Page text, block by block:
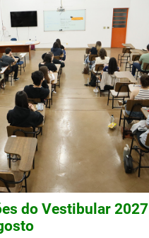
do Vestibular 2027